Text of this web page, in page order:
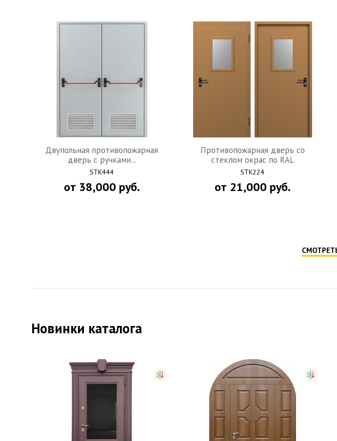
Двупольная противопожарная
дверь с ручками...
STK444
от 38,000 руб.
Противопожарная дверь со
стеклом окрас по RAL
STK224
от 21,000 руб.
Новинки каталога